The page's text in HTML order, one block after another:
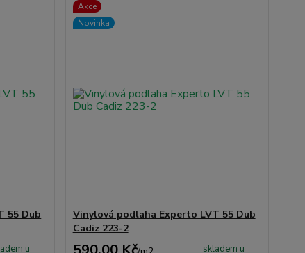
55 Dub
u
Akce
Novinka
Vinylová podlaha Experto LVT 55 Dub
Cadiz 223-2
skladem u